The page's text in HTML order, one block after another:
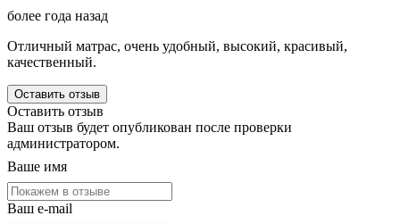
более года назад
Отличный матрас, очень удобный, высокий, красивый,
качественный.
Оставить отзыв
Оставить отзыв
Ваш отзыв будет опубликован после проверки
администратором.
Ваше имя
Ваш e-mail